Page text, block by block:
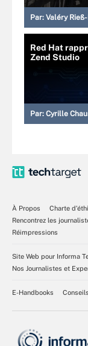
Par: Valéry
Red Hat
Zend Studio
Par: Cyrille
À Propos
Charte
Rencontrez les
Réimpressions
Site Web pour Informa
Nos Journalistes et
E-Handbooks